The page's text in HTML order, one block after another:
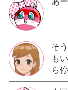
そ
も
ら